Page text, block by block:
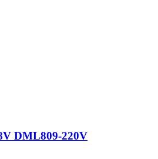
DML809-220V